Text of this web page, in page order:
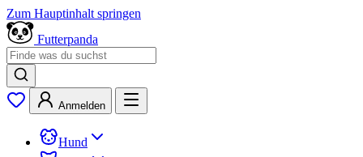
Zum Hauptinhalt springen
Futterpanda
Anmelden
Hund